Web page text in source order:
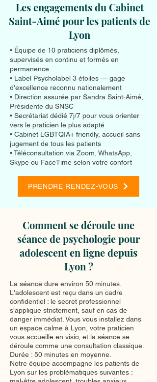
Les engagements du Cabinet
Saint-Aimé pour les patients de
Lyon
• Équipe de 10 praticiens diplômés,
supervisés en continu et formés en
permanence
• Label Psycholabel 3 étoiles — gage
d'excellence reconnu nationalement
• Direction assurée par Sandra Saint-Aimé,
Présidente du SNSC
• Secrétariat dédié 7j/7 pour vous orienter
vers le praticien le plus adapté
• Cabinet LGBTQIA+ friendly, accueil sans
jugement de tous les patients
• Téléconsultation via Zoom, WhatsApp,
Skype ou FaceTime selon votre confort
PRENDRE RENDEZ-VOUS
Comment se déroule une
séance de psychologie pour
adolescent en ligne depuis
Lyon ?
La séance dure environ 50 minutes.
L'adolescent est reçu dans un cadre
confidentiel : le secret professionnel
s'applique strictement, sauf en cas de
danger immédiat. Vous vous installez dans
un espace calme à Lyon, votre praticien
vous accueille en visio, et la séance se
déroule comme une consultation classique.
Durée : 50 minutes en moyenne.
Notre équipe accompagne les patients de
Lyon sur les problématiques suivantes :